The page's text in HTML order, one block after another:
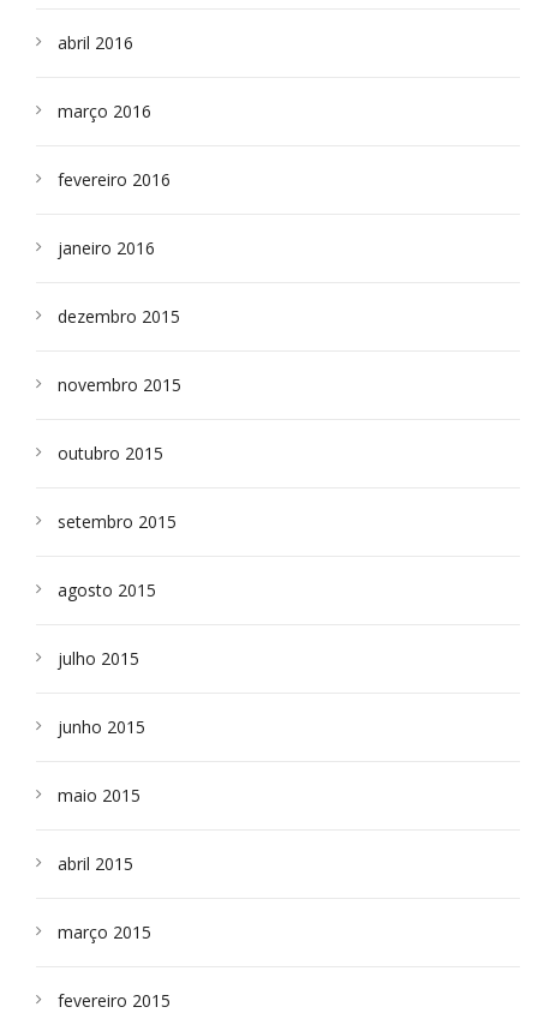
abril 2016
março 2016
fevereiro 2016
janeiro 2016
dezembro 2015
novembro 2015
outubro 2015
setembro 2015
agosto 2015
julho 2015
junho 2015
maio 2015
abril 2015
março 2015
fevereiro 2015